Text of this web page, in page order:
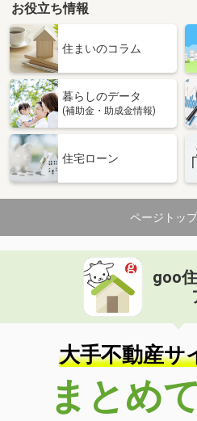
お役立ち情報
住まいのコラム
暮らしのデータ
(補助金・助成金情報)
住宅ローン
ページトッ
goo
大手不動産サ
まとめ